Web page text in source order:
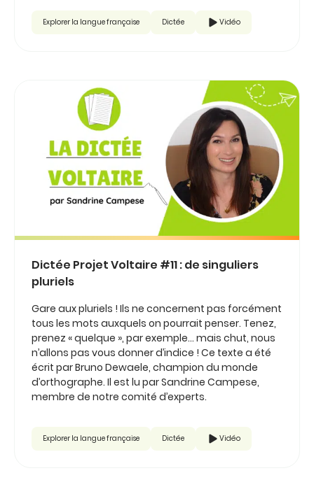
Explorer la langue française Dictée Vidéo
Dictée Projet Voltaire #11 : de singuliers
pluriels
Gare aux pluriels ! Ils ne concernent pas forcément
tous les mots auxquels on pourrait penser. Tenez,
prenez « quelque », par exemple… mais chut, nous
n’allons pas vous donner d’indice ! Ce texte a été
écrit par Bruno Dewaele, champion du monde
d’orthographe. Il est lu par Sandrine Campese,
membre de notre comité d’experts.
Explorer la langue française Dictée Vidéo